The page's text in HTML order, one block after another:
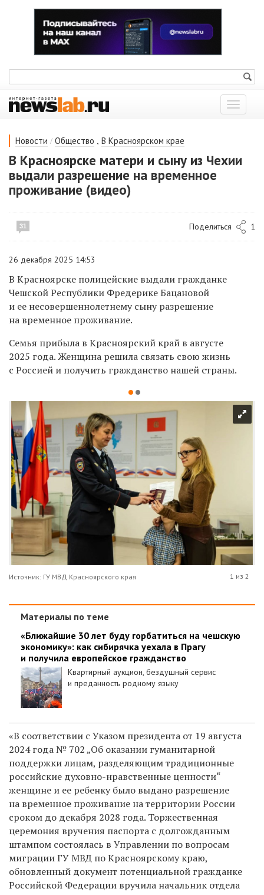
Показать
меню
Новости / Общество , В Красноярском крае
В Красноярске матери и сыну из Чехии
выдали разрешение на временное
проживание (видео)
31 Поделиться 1
26 декабря 2025 14:53
В Красноярске полицейские выдали гражданке
Чешской Республики Фредерике Бацановой
и ее несовершеннолетнему сыну разрешение
на временное проживание.
Семья прибыла в Красноярский край в августе
2025 года. Женщина решила связать свою жизнь
с Россией и получить гражданство нашей страны.
Источник: ГУ МВД Красноярского края 1 из 2
Материалы по теме
«Ближайшие 30 лет буду горбатиться на чешскую
экономику»: как сибирячка уехала в Прагу
и получила европейское гражданство
Квартирный аукцион, бездушный сервис
и преданность родному языку
«В соответствии с Указом президента от 19 августа
2024 года № 702 „Об оказании гуманитарной
поддержки лицам, разделяющим традиционные
российские духовно-нравственные ценности“
женщине и ее ребенку было выдано разрешение
на временное проживание на территории России
сроком до декабря 2028 года. Торжественная
церемония вручения паспорта с долгожданным
штампом состоялась в Управлении по вопросам
миграции ГУ МВД по Красноярскому краю,
обновленный документ потенциальной гражданке
Российской Федерации вручила начальник отдела